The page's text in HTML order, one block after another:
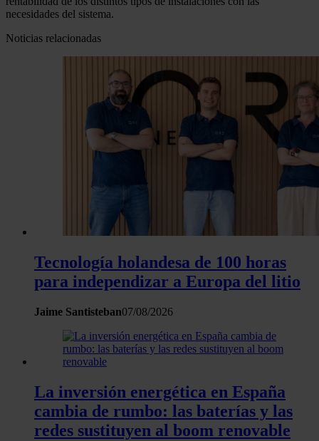
necesidades del sistema.
Noticias relacionadas
Tecnología holandesa de 100 horas
para independizar a Europa del litio
Jaime Santisteban07/08/2026
La inversión energética en España
cambia de rumbo: las baterías y las
redes sustituyen al boom renovable